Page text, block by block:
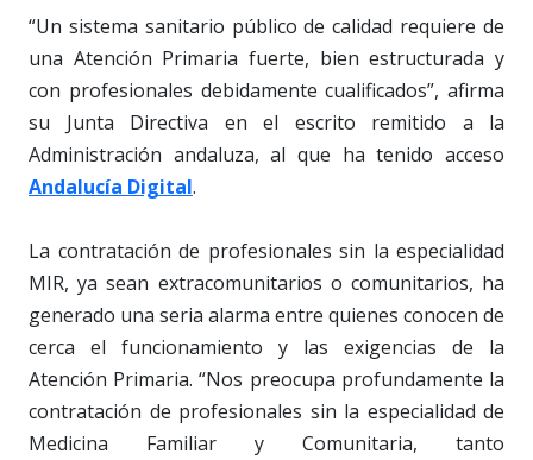
“Un sistema sanitario público de calidad requiere de
una Atención Primaria fuerte, bien estructurada y
con profesionales debidamente cualificados”, afirma
su Junta Directiva en el escrito remitido a la
Administración andaluza, al que ha tenido acceso
Andalucía Digital.
La contratación de profesionales sin la especialidad
MIR, ya sean extracomunitarios o comunitarios, ha
generado una seria alarma entre quienes conocen de
cerca el funcionamiento y las exigencias de la
Atención Primaria. “Nos preocupa profundamente la
contratación de profesionales sin la especialidad de
Medicina Familiar y Comunitaria, tanto